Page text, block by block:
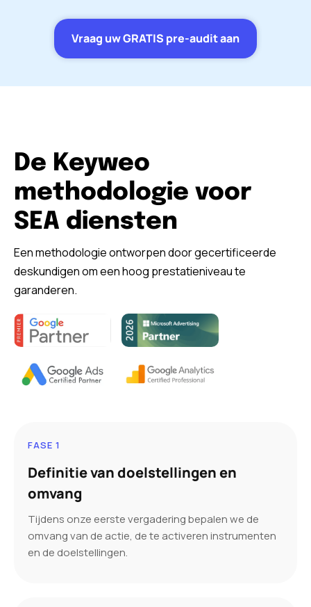
Vraag uw GRATIS pre-audit aan
De Keyweo
methodologie voor
SEA diensten
Een methodologie ontworpen door gecertificeerde
deskundigen om een hoog prestatieniveau te
garanderen.
FASE 1
Definitie van doelstellingen en
omvang
Tijdens onze eerste vergadering bepalen we de
omvang van de actie, de te activeren instrumenten
en de doelstellingen.